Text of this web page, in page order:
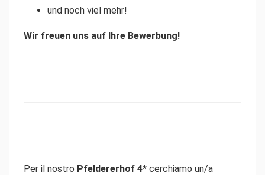
und noch viel mehr!
Wir freuen uns auf Ihre Bewerbung!
Per il nostro Pfeldererhof 4* cerchiamo un/a